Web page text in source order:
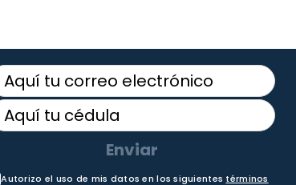
Enviar
Autorizo el uso de mis datos en los siguientes términos